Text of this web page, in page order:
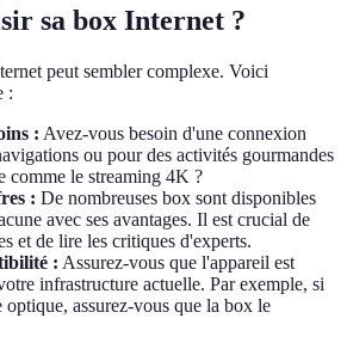
sa box Internet ?
peut sembler complexe. Voici
:
: Avez-vous besoin d'une connexion
ou pour des activités gourmandes
comme le streaming 4K ?
: De nombreuses box sont disponibles
avec ses avantages. Il est crucial de
et de lire les critiques d'experts.
: Assurez-vous que l'appareil est
infrastructure actuelle. Par exemple, si
assurez-vous que la box le